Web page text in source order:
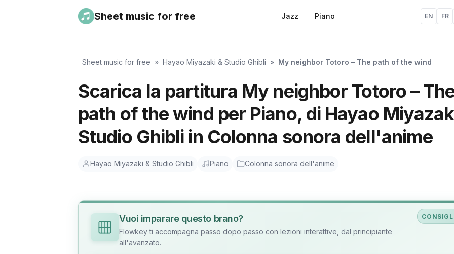
Sheet music for free Jazz Piano EN FR
Sheet music for free » Hayao Miyazaki & Studio Ghibli » My neighbor Totoro – The path of the wind
Scarica la partitura My neighbor Totoro –
path of the wind per Piano, di Hayao
Studio Ghibli in Colonna sonora dell'anime
Hayao Miyazaki & Studio Ghibli Piano Colonna sonora dell'anime
Vuoi imparare questo brano?
Flowkey ti accompagna passo dopo passo con lezioni interattive, dal principiante
all'avanzato.